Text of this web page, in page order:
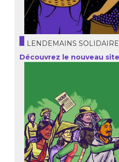
LENDEMAINS
Découvrez le nouveau site